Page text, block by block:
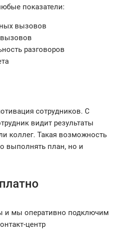
показатели:
вызовов
разговоров
сотрудников. С
видит результаты
коллег. Такая возможность
выполнять план, но и
и мы оперативно подключим
центр